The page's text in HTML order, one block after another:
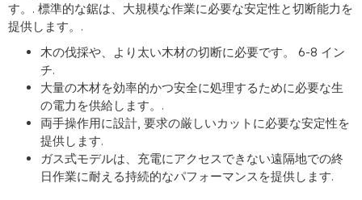
す。. 標準的な鋸は、大規模な作業に必要な安定性と切断能力を
提供します。.
木の伐採や、より太い木材の切断に必要です。 6-8 イン
チ.
大量の木材を効率的かつ安全に処理するために必要な生
の電力を供給します。.
両手操作用に設計, 要求の厳しいカットに必要な安定性を
提供します.
ガス式モデルは、充電にアクセスできない遠隔地での終
日作業に耐える持続的なパフォーマンスを提供します.